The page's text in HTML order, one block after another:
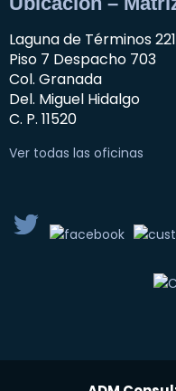
Laguna de Términos
Piso 7 Despacho 703
Col. Granada
Del. Miguel Hidalgo
C. P. 11520
Ver todas las oficinas